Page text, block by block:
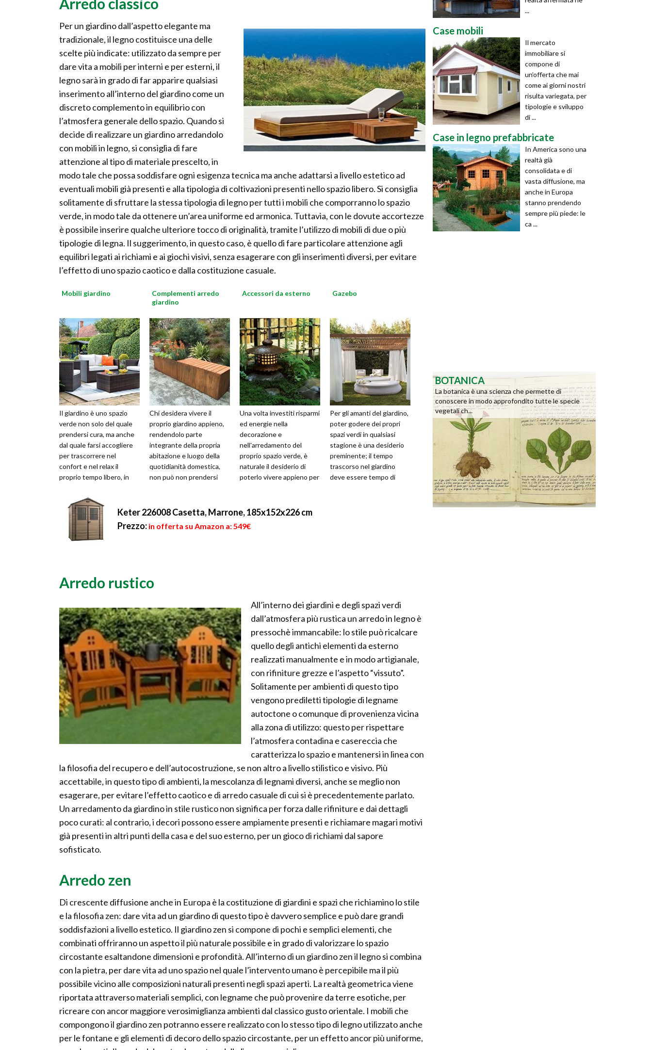
Arredo classico
Per un giardino dall’aspetto elegante ma
tradizionale, il legno costituisce una delle
scelte più indicate: utilizzato da sempre per
dare vita a mobili per interni e per esterni, il
legno sarà in grado di far apparire qualsiasi
inserimento all’interno del giardino come un
discreto complemento in equilibrio con
l’atmosfera generale dello spazio. Quando si
decide di realizzare un giardino arredandolo
con mobili in legno, si consiglia di fare
attenzione al tipo di materiale prescelto, in
modo tale che possa soddisfare ogni esigenza tecnica ma anche adattarsi a livello estetico ad
eventuali mobili già presenti e alla tipologia di coltivazioni presenti nello spazio libero. Si consiglia
solitamente di sfruttare la stessa tipologia di legno per tutti i mobili che comporranno lo spazio
verde, in modo tale da ottenere un’area uniforme ed armonica. Tuttavia, con le dovute accortezze
è possibile inserire qualche ulteriore tocco di originalità, tramite l’utilizzo di mobili di due o più
tipologie di legna. Il suggerimento, in questo caso, è quello di fare particolare attenzione agli
equilibri legati ai richiami e ai giochi visivi, senza esagerare con gli inserimenti diversi, per evitare
l’effetto di uno spazio caotico e dalla costituzione casuale.
Mobili giardino
Il giardino è uno spazio
verde non solo del quale
prendersi cura, ma anche
dal quale farsi accogliere
per trascorrere nel
confort e nel relax il
proprio tempo libero, in
Complementi arredo
giardino
Chi desidera vivere il
proprio giardino appieno,
rendendolo parte
integrante della propria
abitazione e luogo della
quotidianità domestica,
non può non prendersi
Accessori da esterno
Una volta investiti risparmi
ed energie nella
decorazione e
nell'arredamento del
proprio spazio verde, è
naturale il desiderio di
poterlo vivere appieno per
Gazebo
Per gli amanti del giardino,
poter godere dei propri
spazi verdi in qualsiasi
stagione è una desiderio
preminente; il tempo
trascorso nel giardino
deve essere tempo di
Keter 226008 Casetta, Marrone, 185x152x226 cm
Prezzo: in offerta su Amazon a: 549€
Arredo rustico
All’interno dei giardini e degli spazi verdi
dall’atmosfera più rustica un arredo in legno è
pressochè immancabile: lo stile può ricalcare
quello degli antichi elementi da esterno
realizzati manualmente e in modo artigianale,
con rifiniture grezze e l’aspetto “vissuto”.
Solitamente per ambienti di questo tipo
vengono prediletti tipologie di legname
autoctone o comunque di provenienza vicina
alla zona di utilizzo: questo per rispettare
l’atmosfera contadina e casereccia che
caratterizza lo spazio e mantenersi in linea con
la filosofia del recupero e dell’autocostruzione, se non altro a livello stilistico e visivo. Più
accettabile, in questo tipo di ambienti, la mescolanza di legnami diversi, anche se meglio non
esagerare, per evitare l’effetto caotico e di arredo casuale di cui si è precedentemente parlato.
Un arredamento da giardino in stile rustico non significa per forza dalle rifiniture e dai dettagli
poco curati: al contrario, i decori possono essere ampiamente presenti e richiamare magari motivi
già presenti in altri punti della casa e del suo esterno, per un gioco di richiami dal sapore
sofisticato.
Arredo zen
Di crescente diffusione anche in Europa è la costituzione di giardini e spazi che richiamino lo stile
e la filosofia zen: dare vita ad un giardino di questo tipo è davvero semplice e può dare grandi
soddisfazioni a livello estetico. Il giardino zen si compone di pochi e semplici elementi, che
combinati offriranno un aspetto il più naturale possibile e in grado di valorizzare lo spazio
circostante esaltandone dimensioni e profondità. All’interno di un giardino zen il legno si combina
con la pietra, per dare vita ad uno spazio nel quale l’intervento umano è percepibile ma il più
possibile vicino alle composizioni naturali presenti negli spazi aperti. La realtà geometrica viene
riportata attraverso materiali semplici, con legname che può provenire da terre esotiche, per
ricreare con ancor maggiore verosimiglianza ambienti dal classico gusto orientale. I mobili che
compongono il giardino zen potranno essere realizzato con lo stesso tipo di legno utilizzato anche
per le fontane e gli elementi di decoro dello spazio circostante, per un effetto ancor più uniforme,
...
Case mobili
Il mercato
immobiliare si
compone di
un’offerta che mai
come ai giorni nostri
risulta variegata, per
tipologie e sviluppo
di ...
Case in legno prefabbricate
In America sono una
realtà già
consolidata e di
vasta diffusione, ma
anche in Europa
stanno prendendo
sempre più piede: le
ca ...
BOTANICA
La botanica è una scienza che permette di
conoscere in modo approfondito tutte le specie
vegetali ch...